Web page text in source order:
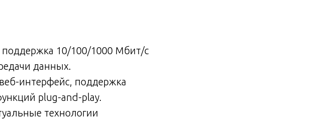
10/100/1000 Мбит/с
данных.
интерфейс, поддержка
plug-and-play.
технологии